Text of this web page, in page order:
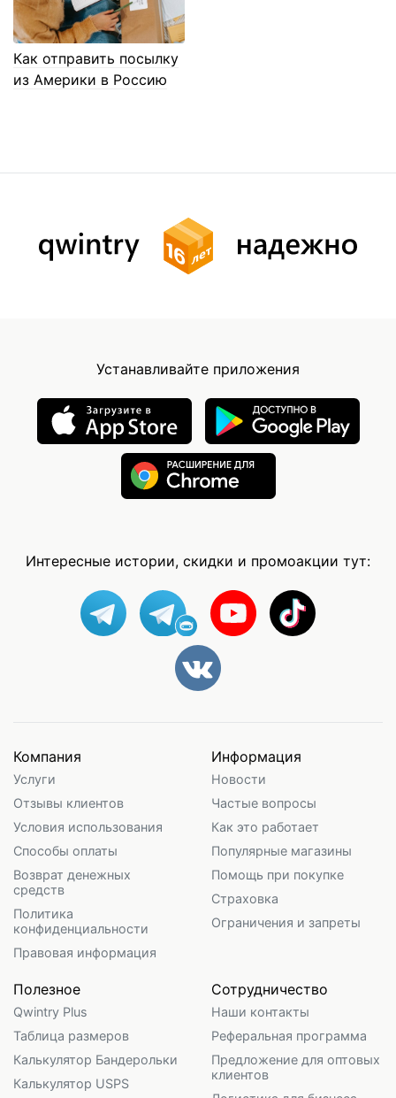
Как отправить посылку
из Америки в Россию
Устанавливайте приложения
Интересные истории, скидки и промоакции тут:
Компания
Услуги
Отзывы клиентов
Условия использования
Способы оплаты
Возврат денежных
средств
Политика
конфиденциальности
Правовая информация
Информация
Новости
Частые вопросы
Как это работает
Популярные магазины
Помощь при покупке
Страховка
Ограничения и запреты
Полезное
Qwintry Plus
Таблица размеров
Калькулятор Бандерольки
Калькулятор USPS
Сотрудничество
Наши контакты
Реферальная программа
Предложение для оптовых
клиентов